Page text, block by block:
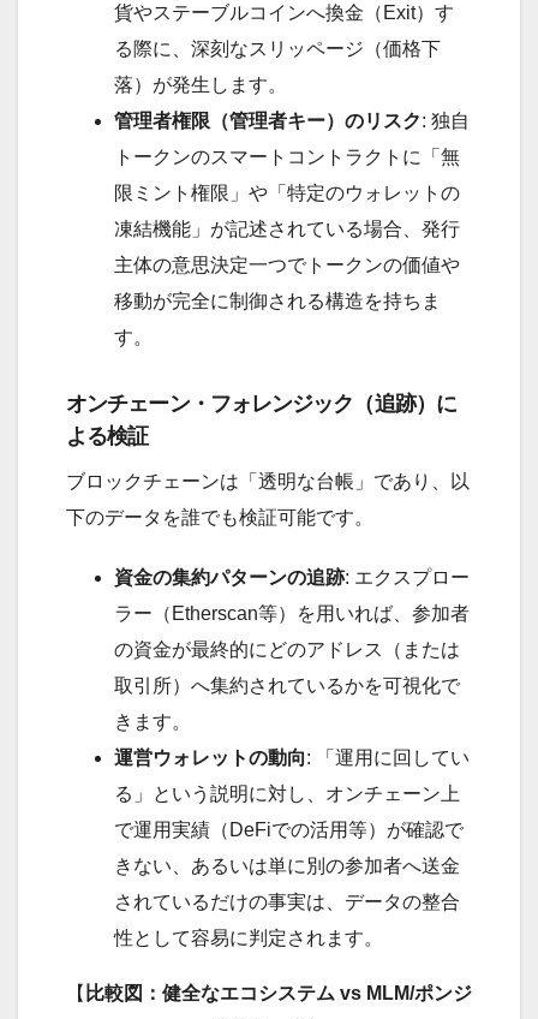
貨やステーブルコインへ換金（Exit）す
る際に、深刻なスリッページ（価格下
落）が発生します。
管理者権限（管理者キー）のリスク: 独自
トークンのスマートコントラクトに「無
限ミント権限」や「特定のウォレットの
凍結機能」が記述されている場合、発行
主体の意思決定一つでトークンの価値や
移動が完全に制御される構造を持ちま
す。
オンチェーン・フォレンジック（追跡）に
よる検証
ブロックチェーンは「透明な台帳」であり、以
下のデータを誰でも検証可能です。
資金の集約パターンの追跡: エクスプロー
ラー（Etherscan等）を用いれば、参加者
の資金が最終的にどのアドレス（または
取引所）へ集約されているかを可視化で
きます。
運営ウォレットの動向: 「運用に回してい
る」という説明に対し、オンチェーン上
で運用実績（DeFiでの活用等）が確認で
きない、あるいは単に別の参加者へ送金
されているだけの事実は、データの整合
性として容易に判定されます。
【 比較図：健全なエコシステム vs MLM/ポンジ